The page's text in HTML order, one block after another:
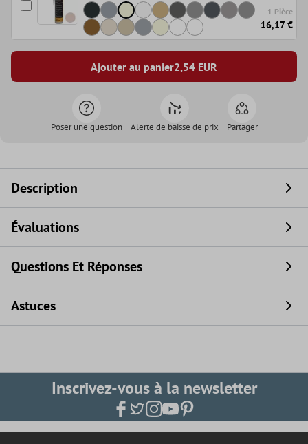
1 Pièce
16,17 €
Ajouter au panier2,54 EUR
Poser une question Alerte de baisse de prix Partager
Description
Évaluations
Questions Et Réponses
Astuces
Inscrivez-vous à la newsletter